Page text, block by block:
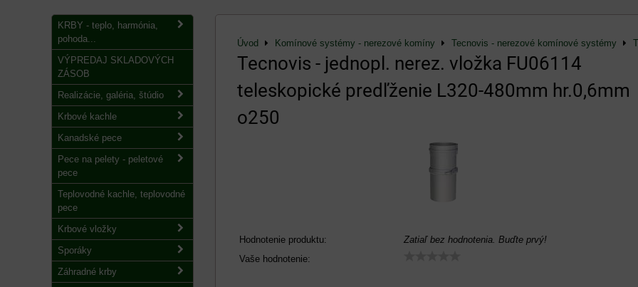
Úvod Komínové systémy - nerezové komíny Tecnovis - nerezové komínové systémy
Tecnovis - jednopl. nerez. vložka FU06114
teleskopické predľženie L320-480mm hr.0,6mm
o250
Hodnotenie produktu:
Zatiaľ bez hodnotenia. Buďte prvý!
Vaše hodnotenie:
KRBY - teplo, harmónia,
pohoda...
VÝPREDAJ SKLADOVÝCH
ZÁSOB
Realizácie, galéria, štúdio
Krbové kachle
Kanadské pece
Pece na pelety - peletové
pece
Teplovodné kachle, teplovodné
pece
Krbové vložky
Sporáky
Záhradné krby